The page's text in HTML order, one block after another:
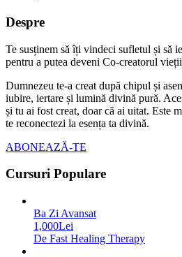
Despre
Te susținem să îți vindeci sufletul și să
pentru a putea deveni Co-creatorul
Dumnezeu te-a creat după chipul și
iubire, iertare și lumină divină pură.
și tu ai fost creat, doar că ai uitat. Este
te reconectezi la esența ta divină.
ABONEAZĂ-TE
Cursuri Populare
Ba Zi Avansat
1,000Lei
De Fast Healing Therapy